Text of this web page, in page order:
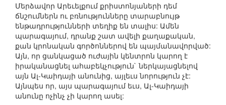
Մերձավոր Արեւելքում քրիստոնյաների դեմ
ճնշումներն ու բռնությունները տարաբնույթ
ենթադրությունների տեղիք են տալիս: Ամեն
պարագայում, դրանք շատ ավելի քաղաքական,
քան կրոնական գործոններով են պայմանավորված:
Այն, որ ցանկացած ուժային կենտրոն կարող է
իրականացնել ահաբեկչություն` ներկայացնելով
այն Ալ-Կաիդայի անունից, այլեւս նորություն չէ:
Այնպես որ, այս պարագայում եւս, Ալ-Կաիդայի
անունը ոչինչ չի կարող ասել: